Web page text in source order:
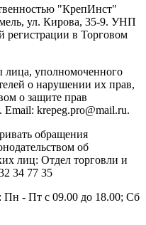
"КрепИнст"
ул. Кирова, 35-9. УНП
регистрации в Торговом
лица, уполномоченного
о нарушении их прав,
о защите прав
Email: krepeg.pro@mail.ru.
обращения
об
лиц: Отдел торговли и
34 77 35
Пн - Пт с 09.00 до 18.00; Сб